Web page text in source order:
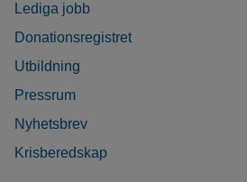
Lediga jobb
Donationsregistret
Utbildning
Pressrum
Nyhetsbrev
Krisberedskap